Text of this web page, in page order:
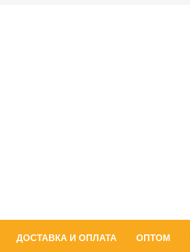
ДОСТАВКА И ОПЛАТА ОПТОМ